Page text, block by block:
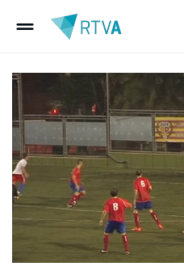
drag_handle